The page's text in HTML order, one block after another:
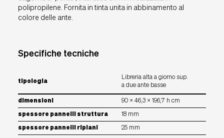
polipropilene. Fornita in tinta unita in abbinamento al
colore delle ante.
Specifiche tecniche
tipologia
Libreria alta a giorno sup.
a due ante basse
dimensioni 90 x 46,3 x 196,7 h cm
spessore pannelli struttura 18 mm
spessore pannelli ripiani 25 mm